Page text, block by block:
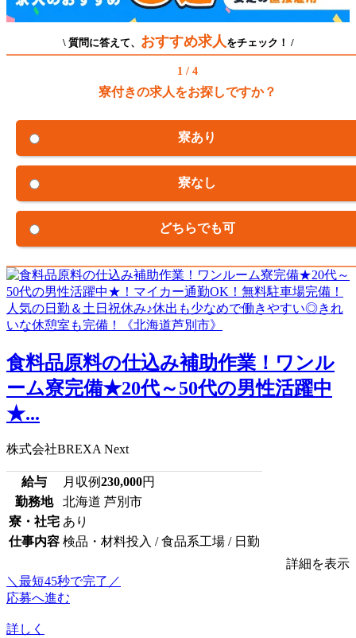
\ 質問に答えて、 おすすめ求人 をチェック！ /
1 / 4
寮付きの求人をお探しですか？
寮あり
寮なし
どちらでも可
食料品原料の仕込み補助作業！ワンル
ーム寮完備★20代～50代の男性活躍中
★...
株式会社BREXA Next
給与 月収例230,000円
勤務地
北海道 芦別市
寮・社宅 あり
仕事内容 検品・材料投入 / 食品系工場 / 日勤
詳細を表示
＼最短45秒で完了／
応募へ進む
詳しく